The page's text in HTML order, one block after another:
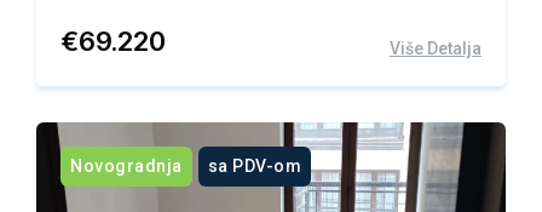
€69.220 Više Detalja
Novogradnja sa PDV-om